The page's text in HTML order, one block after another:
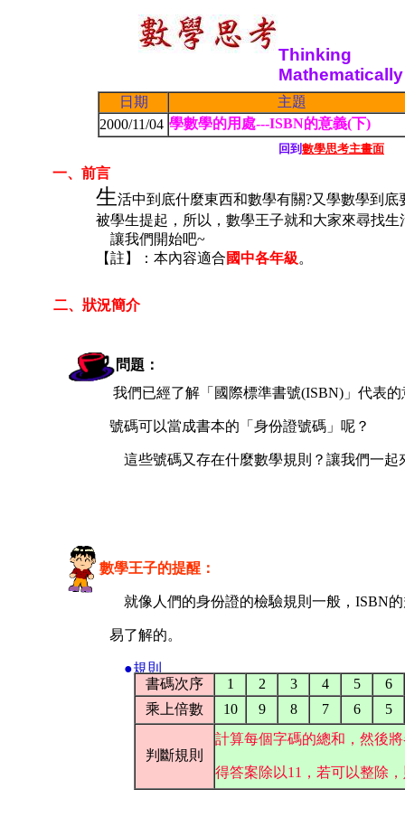
Thinking
Mathematically
日期
主題
2000/11/04
二、狀況簡介
問題：
我們已經了解「 國際標準書號(ISBN)」代表
號碼可以當成書本的「身份證號碼」呢？
這些號碼又存在什麼數學規則？讓我們一起
數學王子的提醒：
就像人們的身份證的檢驗規則一般，ISBN
易了解的。
●規則
書碼次序
1 2 3 4 5
6
乘上倍數
10 9 8 7 6 5
判斷規則
計算每個字碼的總和，然後
得答案除以11，若可以整除
生活中到底什麼東西和數學有關?又學數學到底
被學生提起，所以，數學王子就和大家來尋找生
讓我們開始吧~
【註】：本內容適合 國中各年級。
學數學的用處---ISBN的意義(下)
一、前言
回到 數學思考主畫面